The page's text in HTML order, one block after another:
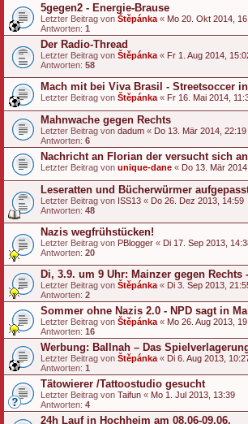
5gegen2 - Energie-Brause
Letzter Beitrag von Štěpánka « Mo 20. Okt 2014,
Antworten: 1
Der Radio-Thread
Letzter Beitrag von Štěpánka « Fr 1. Aug 2014,
Antworten: 58
Mach mit bei Viva Brasil - Streetsoccer
Letzter Beitrag von Štěpánka « Fr 16. Mai 2014,
Mahnwache gegen Rechts
Letzter Beitrag von dadum « Do 13. Mär 2014, 22:19
Antworten: 6
Nachricht an Florian der versucht sich
Letzter Beitrag von unique-dane « Do 13. Mär
Leseratten und Bücherwürmer
Letzter Beitrag von ISS13 « Do 26. Dez 2013, 14:59
Antworten: 48
Nazis wegfrühstücken!
Letzter Beitrag von PBlogger « Di 17. Sep 2013,
Antworten: 20
Di, 3.9. um 9 Uhr: Mainzer gegen Rechts
Letzter Beitrag von Štěpánka « Di 3. Sep 2013,
Antworten: 2
Sommer ohne Nazis 2.0 - NPD sagt in
Letzter Beitrag von Štěpánka « Mo 26. Aug 2013,
Antworten: 16
Werbung: Ballnah – Das
Letzter Beitrag von Štěpánka « Di 6. Aug 2013,
Antworten: 1
Tätowierer /Tattoostudio gesucht
Letzter Beitrag von Taifun « Mo 1. Jul 2013, 13:39
Antworten: 4
24h Lauf in Hochheim am 08.06-09.06.